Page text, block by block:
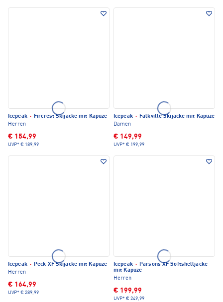
Icepeak · Fircrest Skijacke mit Kapuze
Herren
€ 154,99
UVP* € 189,99
Icepeak · Falkville Skijacke mit Kapuze
Damen
€ 149,99
UVP* € 199,99
Icepeak · Peck XF Skijacke mit Kapuze
Herren
€ 164,99
UVP* € 289,99
Icepeak · Parsons XF Softshelljacke
mit Kapuze
Herren
€ 199,99
UVP* € 249,99